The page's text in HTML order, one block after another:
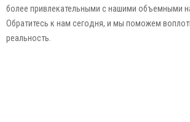
более привлекательными с нашими объемными
Обратитесь к нам сегодня, и мы поможем
реальность.